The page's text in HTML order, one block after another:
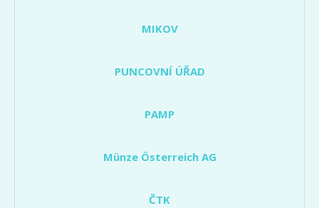
MIKOV
PUNCOVNÍ ÚŘAD
PAMP
Münze Österreich AG
ČTK